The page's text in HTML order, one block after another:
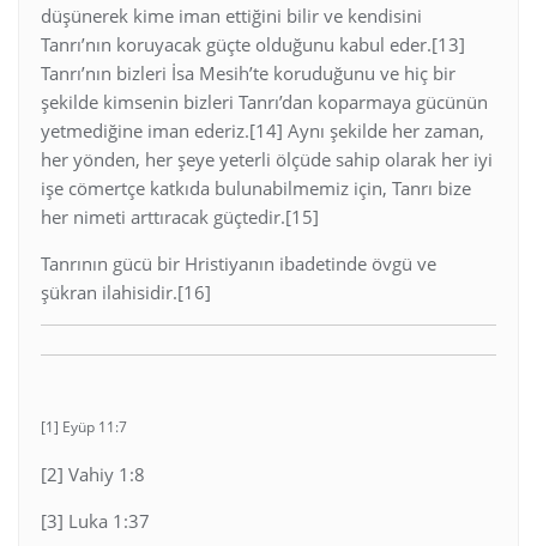
düşünerek kime iman ettiğini bilir ve kendisini
Tanrı’nın koruyacak güçte olduğunu kabul eder.[13]
Tanrı’nın bizleri İsa Mesih’te koruduğunu ve hiç bir
şekilde kimsenin bizleri Tanrı’dan koparmaya gücünün
yetmediğine iman ederiz.[14] Aynı şekilde her zaman,
her yönden, her şeye yeterli ölçüde sahip olarak her iyi
işe cömertçe katkıda bulunabilmemiz için, Tanrı bize
her nimeti arttıracak güçtedir.[15]
Tanrının gücü bir Hristiyanın ibadetinde övgü ve
şükran ilahisidir.[16]
[1] Eyüp 11:7
[2] Vahiy 1:8
[3] Luka 1:37